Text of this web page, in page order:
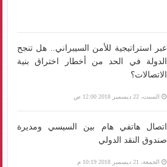
عبر استراتيجية للأمن السيبراني.. هل تنجح
الدولة في الحد من أخطار اختراق بنية
الاتصالات؟
السبت، 22 ديسمبر 2018 12:00 ص
اتصال هاتفي هام بين السيسي ومديرة
صندوق النقد الدولي
الجمعة، 21 ديسمبر 2018 10:19 م